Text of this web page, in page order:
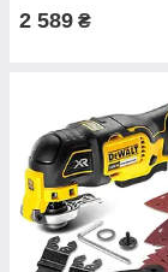
2 589 ₴